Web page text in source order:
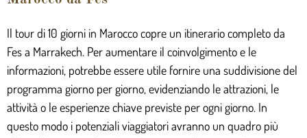
Il tour di 10 giorni in Marocco copre un itinerario completo da
Fes a Marrakech. Per aumentare il coinvolgimento e le
informazioni, potrebbe essere utile fornire una suddivisione del
programma giorno per giorno, evidenziando le attrazioni, le
attività o le esperienze chiave previste per ogni giorno. In
questo modo i potenziali viaggiatori avranno un quadro più